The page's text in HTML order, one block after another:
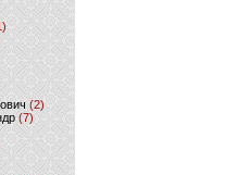
(2)
(7)